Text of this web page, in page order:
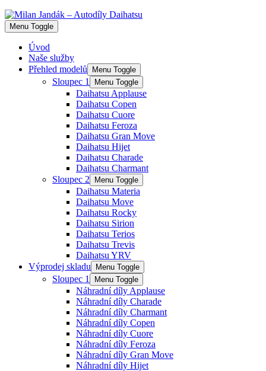
Menu Toggle
Úvod
Naše služby
Přehled modelů
Menu Toggle
Sloupec 1 Menu Toggle
Daihatsu Applause
Daihatsu Copen
Daihatsu Cuore
Daihatsu Feroza
Daihatsu Gran Move
Daihatsu Hijet
Daihatsu Charade
Daihatsu Charmant
Sloupec 2
Menu Toggle
Daihatsu Materia
Daihatsu Move
Daihatsu Rocky
Daihatsu Sirion
Daihatsu Terios
Daihatsu Trevis
Daihatsu YRV
Výprodej skladu
Menu Toggle
Sloupec 1 Menu Toggle
Náhradní díly Applause
Náhradní díly Charade
Náhradní díly Charmant
Náhradní díly Copen
Náhradní díly Cuore
Náhradní díly Feroza
Náhradní díly Gran Move
Náhradní díly Hijet